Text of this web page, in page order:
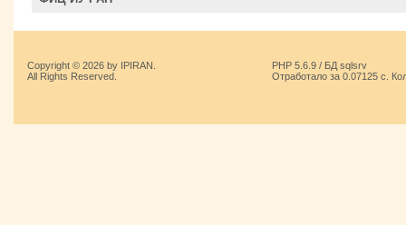
Copyright © 2026 by IPIRAN.
All Rights Reserved.
PHP 5.6.9 / БД sqlsrv
Отработало за 0.07125 с.